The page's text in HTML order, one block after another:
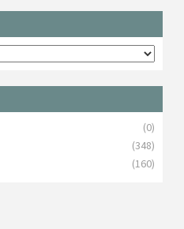
(0)
(348)
(160)